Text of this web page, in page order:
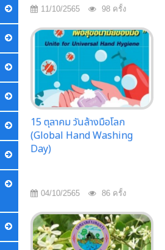
11/10/2565 98 ครั้ง
15 ตุลาคม วันล้างมือโลก
(Global Hand Washing
Day)
04/10/2565 86 ครั้ง